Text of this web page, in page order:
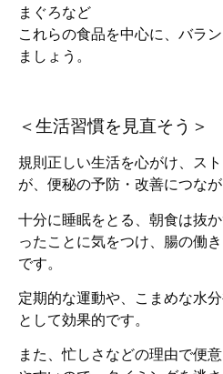
まぐろなど
これらの食品を中心に、バラ
ましょう。
＜生活習慣を見直そう＞
規則正しい生活を心がけ、ス
が、便秘の予防・改善につなが
十分に睡眠をとる、朝食は抜
ったことに気をつけ、腸の働
です。
定期的な運動や、こまめな水
として効果的です。
また、忙しさなどの理由で便